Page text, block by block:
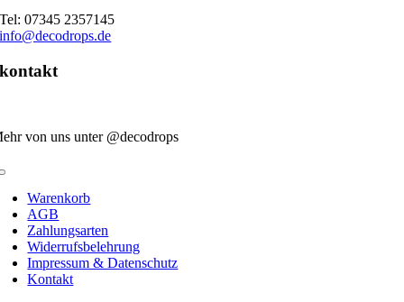
Tel: 07345 2357145
info@decodrops.de
kontakt
von uns unter @decodrops
Warenkorb
AGB
Zahlungsarten
Widerrufsbelehrung
Impressum & Datenschutz
Kontakt